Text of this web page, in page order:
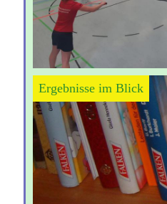
Ergebnisse im Blick